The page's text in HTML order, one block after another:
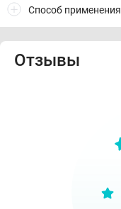
Способ применения
Отзывы